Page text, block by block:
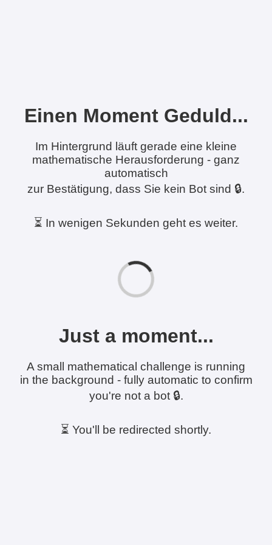
Einen Moment Geduld...
Im Hintergrund läuft gerade eine kleine
mathematische Herausforderung - ganz
automatisch
zur Bestätigung, dass Sie kein Bot sind 🔒.
⏳ In wenigen Sekunden geht es weiter.
Just a moment...
A small mathematical challenge is running
in the background - fully automatic to confirm
you're not a bot 🔒.
⏳ You'll be redirected shortly.